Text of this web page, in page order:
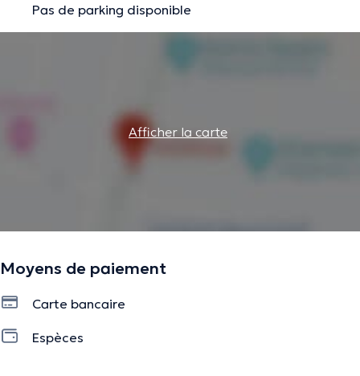
Pas de parking disponible
Afficher la carte
Moyens de paiement
Carte bancaire
Espèces